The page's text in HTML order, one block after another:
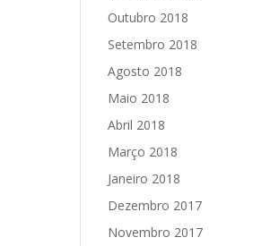
Outubro 2018
Setembro 2018
Agosto 2018
Maio 2018
Abril 2018
Março 2018
Janeiro 2018
Dezembro 2017
Novembro 2017